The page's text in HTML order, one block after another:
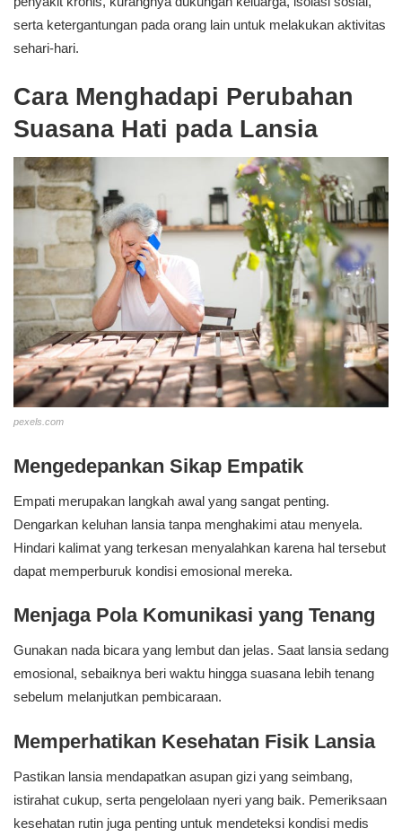
serta ketergantungan pada orang lain untuk melakukan aktivitas
sehari-hari.
Cara Menghadapi Perubahan
Suasana Hati pada Lansia
pexels.com
Mengedepankan Sikap Empatik
Empati merupakan langkah awal yang sangat penting.
Dengarkan keluhan lansia tanpa menghakimi atau menyela.
Hindari kalimat yang terkesan menyalahkan karena hal tersebut
dapat memperburuk kondisi emosional mereka.
Menjaga Pola Komunikasi yang Tenang
Gunakan nada bicara yang lembut dan jelas. Saat lansia sedang
emosional, sebaiknya beri waktu hingga suasana lebih tenang
sebelum melanjutkan pembicaraan.
Memperhatikan Kesehatan Fisik Lansia
Pastikan lansia mendapatkan asupan gizi yang seimbang,
istirahat cukup, serta pengelolaan nyeri yang baik. Pemeriksaan
kesehatan rutin juga penting untuk mendeteksi kondisi medis